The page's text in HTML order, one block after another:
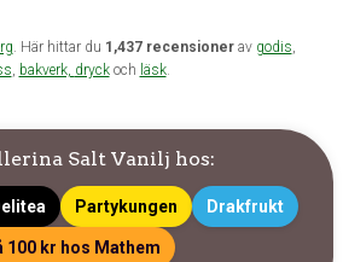
Salt Vanilj hos:
Partykungen Drakfrukt
100 kr hos Mathem
. Här hittar du 1,437 recensionerav godis,
, bakverk, dryckoch läsk.